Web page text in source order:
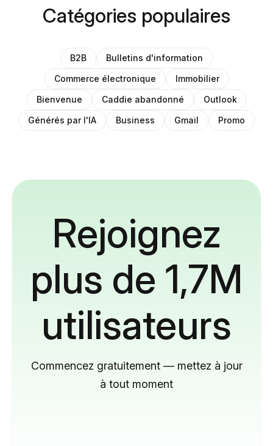
Catégories populaires
B2B
Bulletins d'information
Commerce électronique
Immobilier
Bienvenue
Caddie abandonné
Outlook
Générés par l'IA
Business Gmail Promo
Rejoignez
plus de 1,7M
utilisateurs
Commencez gratuitement — mettez à jour
à tout moment